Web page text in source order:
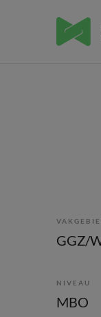
GGZ/
NIVEAU
MBO